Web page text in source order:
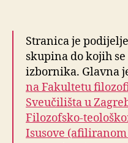
Stranica je
skupina do kojih
izbornika. Glavna
na Fakultetu
Sveučilišta u
Filozofsko-
Isusove